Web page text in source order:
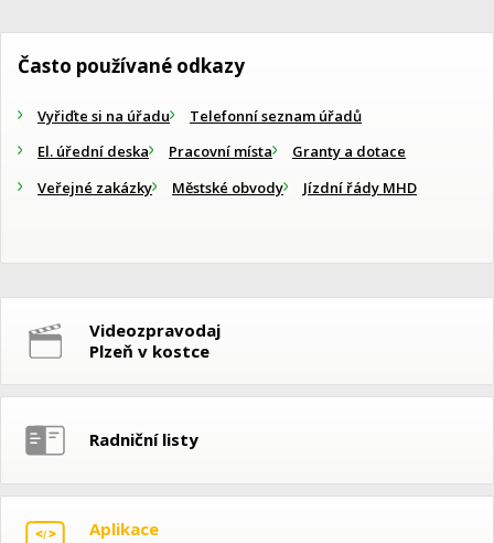
Často používané odkazy
Vyřiďte si na úřadu
Telefonní seznam úřadů
El. úřední deska
Pracovní místa
Granty a dotace
Veřejné zakázky
Městské obvody Jízdní řády MHD
Videozpravodaj
Plzeň v kostce
Radniční listy
Aplikace